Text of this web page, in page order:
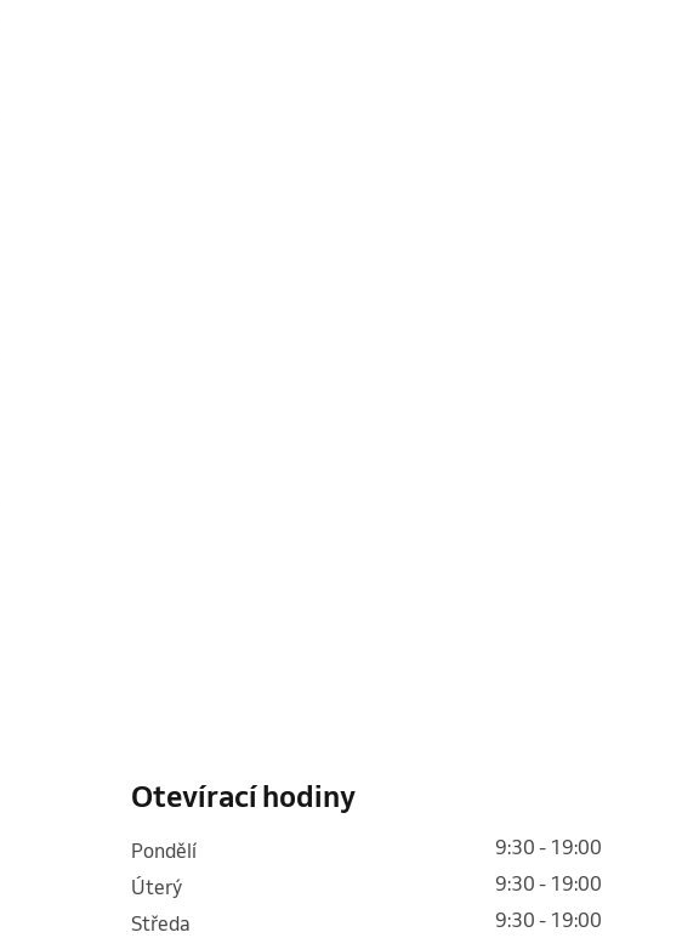
Otevírací hodiny
pondělí
9:30 - 19:00
úterý
9:30 - 19:00
středa
9:30 - 19:00